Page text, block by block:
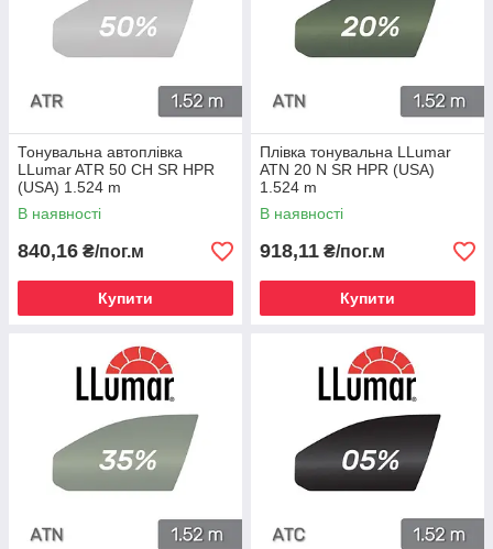
Тонувальна автоплівка
LLumar ATR 50 CH SR HPR
(USA) 1.524 m
В наявності
840,16 ₴/пог.м
Купити
Плівка тонувальна LLumar
ATN 20 N SR HPR (USA)
1.524 m
В наявності
918,11 ₴/пог.м
Купити